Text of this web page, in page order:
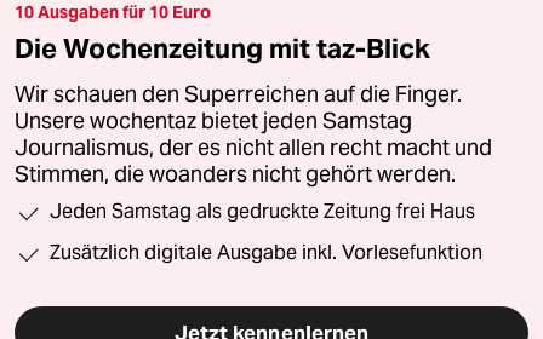
10 Ausgaben für 10 Euro
Die Wochenzeitung mit taz-Blick
Wir schauen den Superreichen auf die Finger.
Unsere wochentaz bietet jeden Samstag
Journalismus, der es nicht allen recht macht und
Stimmen, die woanders nicht gehört werden.
Jeden Samstag als gedruckte Zeitung frei Haus
Zusätzlich digitale Ausgabe inkl. Vorlesefunktion
Jetzt kennenlernen